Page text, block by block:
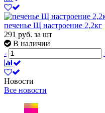
печенье Щ настроение 2,2кг
291 руб. за шт
В наличии
-
Новости
Все новости